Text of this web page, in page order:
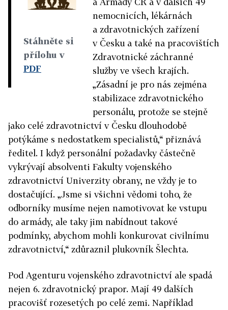
Stáhněte si
přílohu v
PDF
nemocnicích, lékárnách
a zdravotnických zařízení
v Česku a také na pracovištích
Zdravotnické záchranné
služby ve všech krajích.
„Zásadní je pro nás zejména
stabilizace zdravotnického
personálu, protože se stejně
jako celé zdravotnictví v Česku dlouhodobě
potýkáme s nedostatkem specialistů,“ přiznává
ředitel. I když personální požadavky částečně
vykrývají absolventi Fakulty vojenského
zdravotnictví Univerzity obrany, ne vždy je to
dostačující. „Jsme si všichni vědomi toho, že
odborníky musíme nejen namotivovat ke vstupu
do armády, ale taky jim nabídnout takové
podmínky, abychom mohli konkurovat civilnímu
zdravotnictví,“ zdůraznil plukovník Šlechta.
Pod Agenturu vojenského zdravotnictví ale spadá
nejen 6. zdravotnický prapor. Mají 49 dalších
pracovišť rozesetých po celé zemi. Například